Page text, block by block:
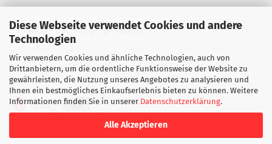
Diese Webseite verwendet Cookies und andere
Technologien
Wir verwenden Cookies und ähnliche Technologien, auch von
Drittanbietern, um die ordentliche Funktionsweise der Website zu
gewährleisten, die Nutzung unseres Angebotes zu analysieren und
Ihnen ein bestmögliches Einkaufserlebnis bieten zu können. Weitere
Informationen finden Sie in unserer Datenschutzerklärung.
Alle Akzeptieren
Unsere Versandarten: